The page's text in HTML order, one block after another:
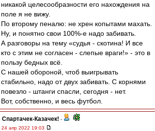
никакой целесообразности его нахождения на
поле я не вижу.
По второму пеналю: не хрен копытами махать.
Ну, и понятно свои 100%-е надо забивать.
А разговоры на тему «судья - скотина! И все
кто с этим не согласен - слепые враги!» - это в
пользу бедных всё.
С нашей обороной, чтоб выигрывать
стабильно, надо от двух забивать. С корнями
повезло - штанги спасли, сегодня - нет.
Вот, собственно, и весь футбол.
Спартачек-Казачек! -
24 апр 2022 19:03